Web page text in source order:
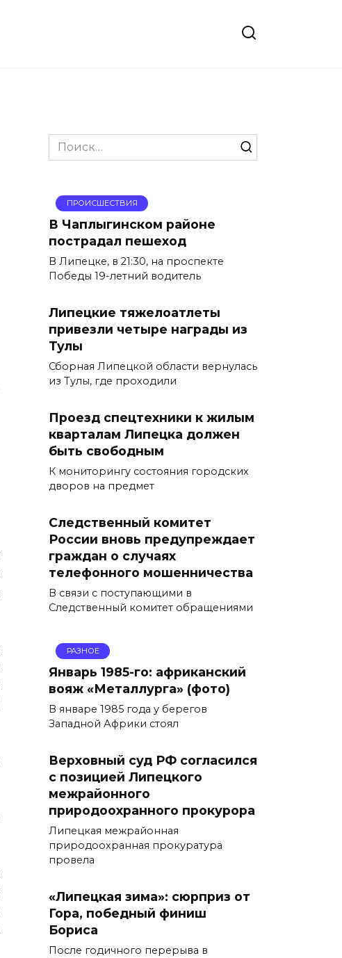
Search
for:
ПРОИСШЕСТВИЯ
В Чаплыгинском районе
пострадал пешеход
В Липецке, в 21:30, на проспекте
Победы 19-летний водитель
Липецкие тяжелоатлеты
привезли четыре награды из
Тулы
Сборная Липецкой области вернулась
из Тулы, где проходили
Проезд спецтехники к жилым
кварталам Липецка должен
быть свободным
К мониторингу состояния городских
дворов на предмет
Следственный комитет
России вновь предупреждает
граждан о случаях
телефонного мошенничества
В связи с поступающими в
Следственный комитет обращениями
РАЗНОЕ
Январь 1985-го: африканский
вояж «Металлурга» (фото)
В январе 1985 года у берегов
Западной Африки стоял
Верховный суд РФ согласился
с позицией Липецкого
межрайонного
природоохранного прокурора
Липецкая межрайонная
природоохранная прокуратура
провела
«Липецкая зима»: сюрприз от
Гора, победный финиш
Бориса
После годичного перерыва в